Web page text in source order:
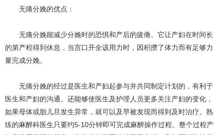
无痛分娩的优点：
无痛分娩能减少分娩时的恐惧和产后的疲倦。它让产妇在时间长
的第产程得到休息，当宫口开全该用力时，因积攒了体力而有足够力
量完成分娩。
无痛分娩的经过是医生和产妇起参与并共同制定计划的，有利于
医生和产妇的沟通。还能够使医生及护理人员更多关注产妇的变化，
如果母体或胎儿旦发生异常，就可以及早被发现而得到及时治疗。熟
练的麻醉科医生只要约5-10分钟即可完成麻醉操作过程。整个过程产